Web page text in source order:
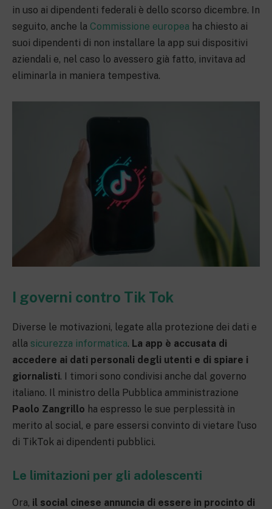
in uso ai dipendenti federali è dello scorso dicembre. In
seguito, anche la Commissione europea ha chiesto ai
suoi dipendenti di non installare la app sui dispositivi
aziendali e, nel caso lo avessero già fatto, invitava ad
eliminarla in maniera tempestiva.
I governi contro Tik Tok
Diverse le motivazioni, legate alla protezione dei dati e
alla sicurezza informatica. La app è accusata di
accedere ai dati personali degli utenti e di spiare i
giornalisti. I timori sono condivisi anche dal governo
italiano. Il ministro della Pubblica amministrazione
Paolo Zangrillo ha espresso le sue perplessità in
merito al social, e pare essersi convinto di vietare l’uso
di TikTok ai dipendenti pubblici.
Le limitazioni per gli adolescenti
Ora, il social cinese annuncia di essere in procinto di